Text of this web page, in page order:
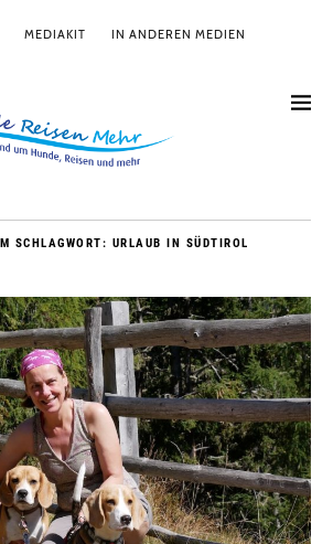
MEDIAKIT IN ANDEREN MEDIEN
SCHLAGWORT: URLAUB IN SÜDTIROL